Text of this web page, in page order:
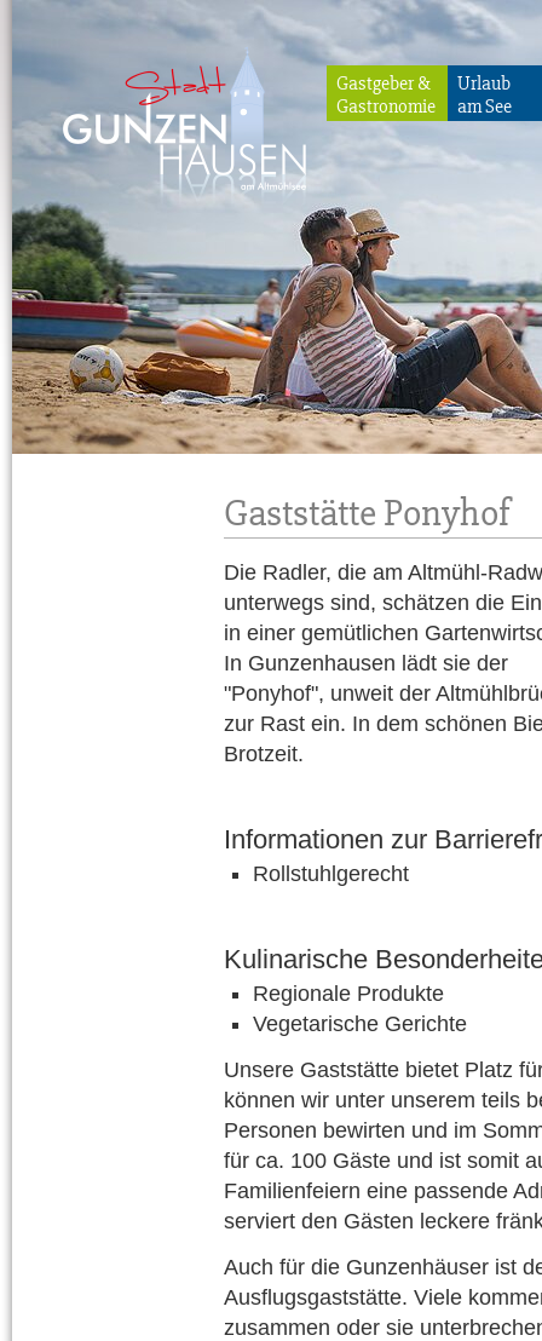
Gunzenhausen
Gastgeber &
Gastronomie
Urlaub
am See
Gaststätte Ponyhof
Die Radler, die am Altmühl-
unterwegs sind, schätzen die
in einer gemütlichen
In Gunzenhausen lädt sie der
"Ponyhof", unweit der
zur Rast ein. In dem schönen
Brotzeit.
Informationen zur
Rollstuhlgerecht
Kulinarische
Regionale Produkte
Vegetarische Gerichte
Unsere Gaststätte bietet Platz
können wir unter unserem teils
Personen bewirten und im
für ca. 100 Gäste und ist somit
Familienfeiern eine passende
serviert den Gästen leckere
Auch für die Gunzenhäuser ist
Ausflugsgaststätte. Viele
zusammen oder sie